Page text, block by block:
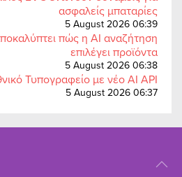
ασφαλείς μπαταρίες
5 August 2026 06:39
πώς η AI αναζήτηση
επιλέγει προϊόντα
5 August 2026 06:38
Τυπογραφείο με νέο AI API
5 August 2026 06:37